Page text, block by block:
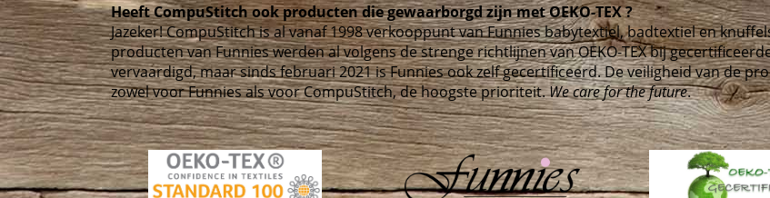
Heeft CompuStitch ook producten die gewaarborgd zijn met OEKO-TEX ?
Jazeker! CompuStitch is al vanaf 1998 verkooppunt van Funnies babytextiel, badtextiel en
producten van Funnies werden al volgens de strenge richtlijnen van OEKO-TEX bij
vervaardigd, maar sinds februari 2021 is Funnies ook zelf gecertificeerd. De veiligheid van de
zowel voor Funnies als voor CompuStitch, de hoogste prioriteit.We care for the future.